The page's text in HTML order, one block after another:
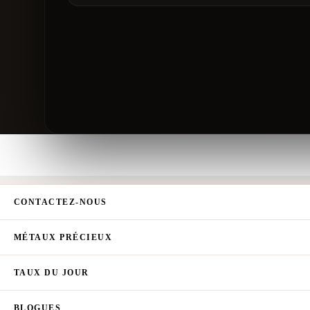
CONTACTEZ-NOUS
MÉTAUX PRÉCIEUX
TAUX DU JOUR
BLOGUES